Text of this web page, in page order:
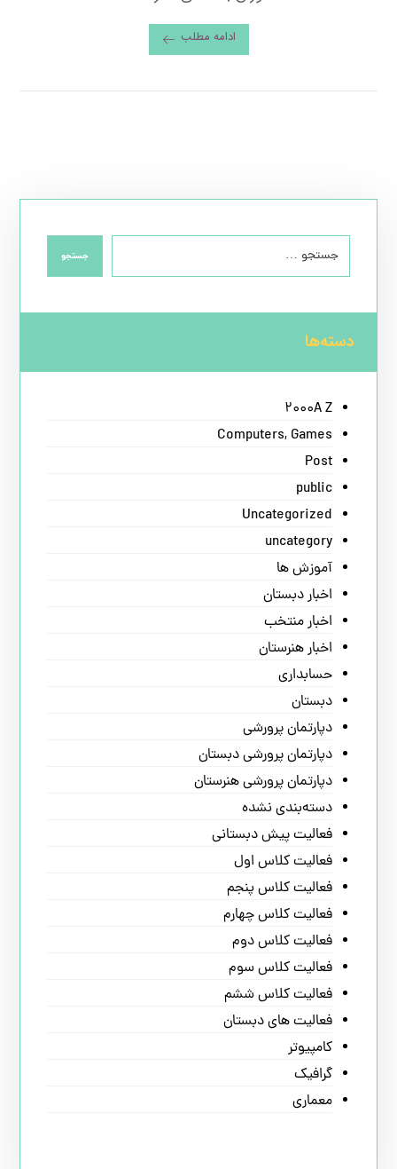
ادامه مطلب
جستجو
دسته‌ها
2000A Z
Computers, Games
Post
public
Uncategorized
uncategory
آموزش ها
اخبار دبستان
اخبار منتخب
اخبار هنرستان
حسابداری
دبستان
دپارتمان پرورشی
دپارتمان پرورشی دبستان
دپارتمان پرورشی هنرستان
دسته‌بندی نشده
فعالیت پیش دبستانی
فعالیت کلاس اول
فعالیت کلاس پنجم
فعالیت کلاس چهارم
فعالیت کلاس دوم
فعالیت کلاس سوم
فعالیت کلاس ششم
فعالیت های دبستان
کامپیوتر
گرافیک
معماری